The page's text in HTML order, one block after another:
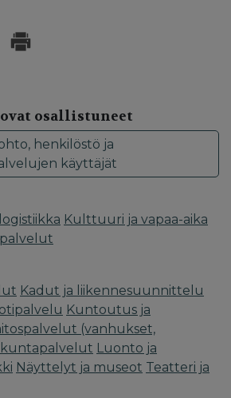
osallistuneet
henkilöstö ja
käyttäjät
Kulttuuri ja vapaa-aika
Kadut ja liikennesuunnittelu
Kuntoutus ja
(vanhukset,
Luonto ja
Näyttelyt ja museot Teatteri ja